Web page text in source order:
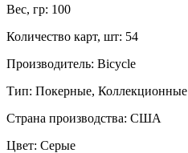
Вес, гр: 100
Количество карт, шт: 54
Производитель: Bicycle
Тип: Покерные, Коллекционные
Страна производства: США
Цвет: Серые